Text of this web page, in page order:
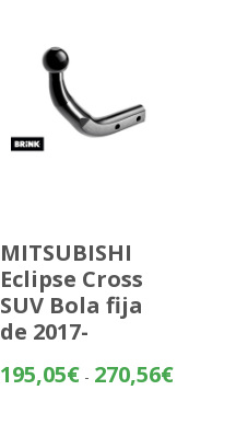
MITSUBISHI
Eclipse Cross
SUV Bola fija
de 2017-
195,05€ - 270,56€Rango